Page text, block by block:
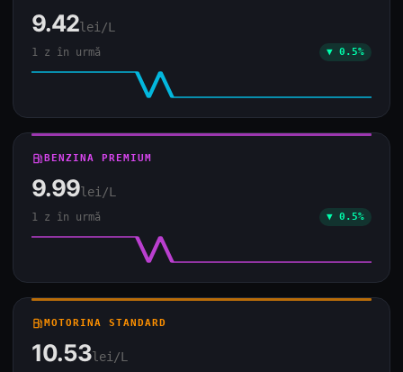
9.42lei/L
1 z în urmă ▼ 0.5%
local_gas_stationBENZINA PREMIUM
9.99lei/L
1 z în urmă ▼ 0.5%
local_gas_stationMOTORINA STANDARD
10.53lei/L